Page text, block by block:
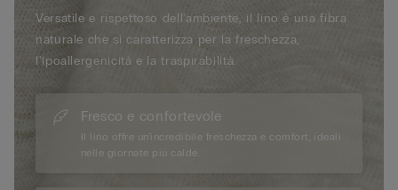
Versatile e rispettoso dell'ambiente, il lino è una fibra
naturale che si caratterizza per la freschezza,
l'ipoallergenicità e la traspirabilità.
Fresco e confortevole
Il lino offre un'incredibile freschezza e comfort, ideali
nelle giornate più calde.